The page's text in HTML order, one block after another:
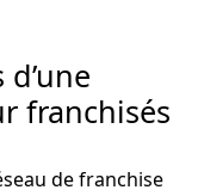
franchisés
de franchise